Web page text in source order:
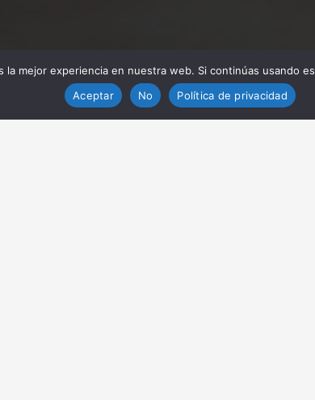
la mejor experiencia en nuestra web. Si continúas usando
Aceptar
No Política de privacidad